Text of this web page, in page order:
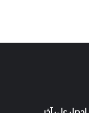
احصل على آخر